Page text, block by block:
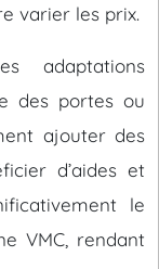
varier les prix.
adaptations
des portes ou
ajouter des
d’aides et
le
VMC, rendant